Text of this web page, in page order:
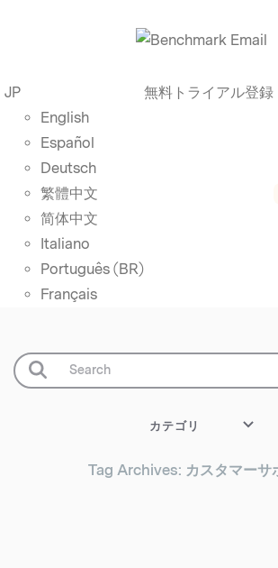
JP
English
Español
Deutsch
繁體中文
简体中文
Italiano
Português (BR)
Français
無料トライアル登録
カテゴリ
Tag Archives: カスタマーサ